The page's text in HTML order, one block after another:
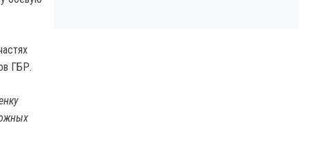
ГБР.